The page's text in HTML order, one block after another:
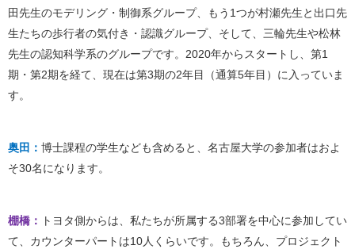
田先生のモデリング・制御系グループ、もう1つが村瀬先生と出口先
生たちの歩行者の気付き・認識グループ、そして、三輪先生や松林
先生の認知科学系のグループです。2020年からスタートし、第1
期・第2期を経て、現在は第3期の2年目（通算5年目）に入っていま
す。
奥田： 博士課程の学生なども含めると、名古屋大学の参加者はおよ
そ30名になります。
棚橋：
トヨタ側からは、私たちが所属する3部署を中心に参加してい
て、カウンターパートは10人くらいです。もちろん、プロジェクト